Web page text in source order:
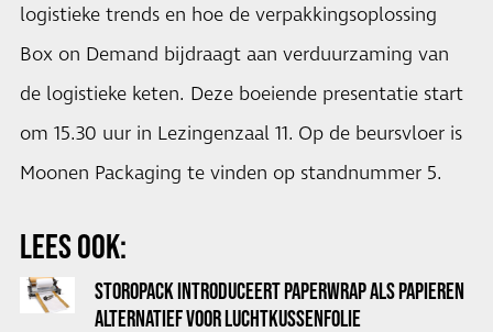
logistieke trends en hoe de verpakkingsoplossing
Box on Demand bijdraagt aan verduurzaming van
de logistieke keten. Deze boeiende presentatie start
om 15.30 uur in Lezingenzaal 11. Op de beursvloer is
Moonen Packaging te vinden op standnummer 5.
LEES OOK:
STOROPACK INTRODUCEERT PAPERWRAP ALS PAPIEREN
ALTERNATIEF VOOR LUCHTKUSSENFOLIE